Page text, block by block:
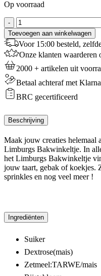
Op voorraad
-
Sprinkles
Winter
-
100
g
aantal
Toevoegen aan winkelwagen
Voor 15:00 besteld,
Onze klanten waarderen
2000 + artikelen uit
Betaal achteraf met Klarna
BRC gecertificeerd
Beschrijving
Maak jouw creaties helemaal
Limburgs Bakwinkeltje. In
het Limburgs Bakwinkeltje
jouw taart, gebak of koekjes.
sprinkles en nog veel meer !
Ingrediënten
Suiker
Dextrose(mais)
Zetmeel:TARWE/mais